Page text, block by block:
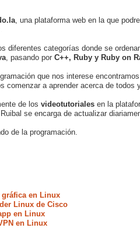
, una plataforma web en la que
diferentes categorías donde se
, pasando por C++, Ruby y Ruby on
que nos interese
comenzar a aprender acerca de todos
de los videotutoriales en la
Ruibal se encarga de actualizar
de la programación.
en Linux
Linux de Cisco
en Linux
en Linux